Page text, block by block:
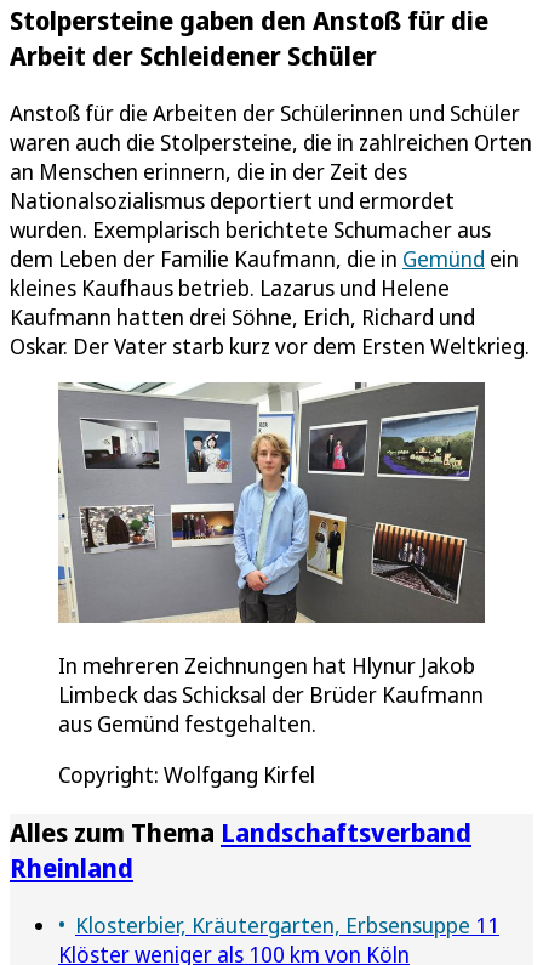
Stolpersteine gaben den Anstoß für die
Arbeit der Schleidener Schüler
Anstoß für die Arbeiten der Schülerinnen und Schüler
waren auch die Stolpersteine, die in zahlreichen Orten
an Menschen erinnern, die in der Zeit des
Nationalsozialismus deportiert und ermordet
wurden. Exemplarisch berichtete Schumacher aus
dem Leben der Familie Kaufmann, die in Gemünd ein
kleines Kaufhaus betrieb. Lazarus und Helene
Kaufmann hatten drei Söhne, Erich, Richard und
Oskar. Der Vater starb kurz vor dem Ersten Weltkrieg.
In mehreren Zeichnungen hat Hlynur Jakob
Limbeck das Schicksal der Brüder Kaufmann
aus Gemünd festgehalten.
Copyright: Wolfgang Kirfel
Alles zum Thema Landschaftsverband
Rheinland
Klosterbier, Kräutergarten, Erbsensuppe 11
Klöster weniger als 100 km von Köln